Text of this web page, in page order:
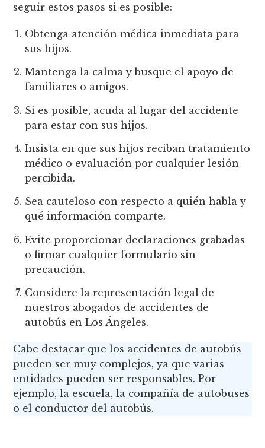
seguir estos pasos si es posible:
Obtenga atención médica inmediata para
sus hijos.
Mantenga la calma y busque el apoyo de
familiares o amigos.
Si es posible, acuda al lugar del accidente
para estar con sus hijos.
Insista en que sus hijos reciban tratamiento
médico o evaluación por cualquier lesión
percibida.
Sea cauteloso con respecto a quién habla y
qué información comparte.
Evite proporcionar declaraciones grabadas
o firmar cualquier formulario sin
precaución.
Considere la representación legal de
nuestros abogados de accidentes de
autobús en Los Ángeles.
Cabe destacar que los accidentes de autobús
pueden ser muy complejos, ya que varias
entidades pueden ser responsables. Por
ejemplo, la escuela, la compañía de autobuses
o el conductor del autobús.